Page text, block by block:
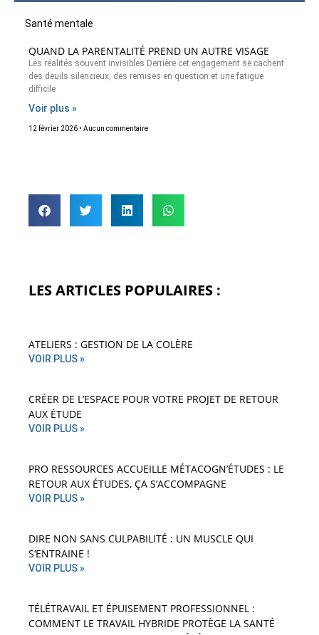
Santé mentale
QUAND LA PARENTALITÉ PREND UN AUTRE VISAGE
Les réalités souvent invisibles Derrière cet engagement se cachent
des deuils silencieux, des remises en question et une fatigue
difficile
Voir plus »
12 février 2026 Aucun commentaire
LES ARTICLES POPULAIRES :
ATELIERS : GESTION DE LA COLÈRE
VOIR PLUS »
CRÉER DE L’ESPACE POUR VOTRE PROJET DE RETOUR
AUX ÉTUDE
VOIR PLUS »
PRO RESSOURCES ACCUEILLE MÉTACOGN’ÉTUDES : LE
RETOUR AUX ÉTUDES, ÇA S’ACCOMPAGNE
VOIR PLUS »
DIRE NON SANS CULPABILITÉ : UN MUSCLE QUI
S’ENTRAINE !
VOIR PLUS »
TÉLÉTRAVAIL ET ÉPUISEMENT PROFESSIONNEL :
COMMENT LE TRAVAIL HYBRIDE PROTÈGE LA SANTÉ